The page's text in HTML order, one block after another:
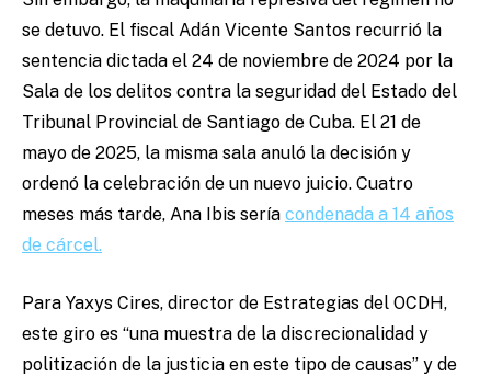
se detuvo. El fiscal Adán Vicente Santos recurrió la
sentencia dictada el 24 de noviembre de 2024 por la
Sala de los delitos contra la seguridad del Estado del
Tribunal Provincial de Santiago de Cuba. El 21 de
mayo de 2025, la misma sala anuló la decisión y
ordenó la celebración de un nuevo juicio. Cuatro
meses más tarde, Ana Ibis sería condenada a 14 años
de cárcel.
Para Yaxys Cires, director de Estrategias del OCDH,
este giro es “una muestra de la discrecionalidad y
politización de la justicia en este tipo de causas” y de